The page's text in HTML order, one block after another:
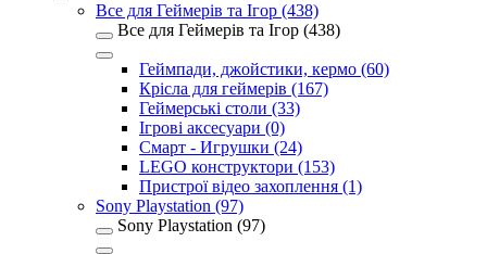
Все для Геймерів та Ігор (438)
Все для Геймерів та Ігор (438)
Геймпади, джойстики, кермо (60)
Крісла для геймерів (167)
Геймерські столи (33)
Ігрові аксесуари (0)
Смарт - Игрушки (24)
LEGO конструктори (153)
Пристрої відео захоплення (1)
Sony Playstation (97)
Sony Playstation (97)